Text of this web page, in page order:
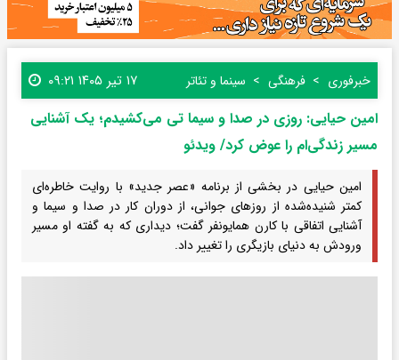
خبرفوری فرهنگی سینما و تئاتر ۱۷ تیر ۱۴۰۵ ۰۹:۲۱
امین حیایی: روزی در صدا و سیما تی می‌کشیدم؛ یک آشنایی
مسیر زندگی‌ام را عوض کرد/ ویدئو
امین حیایی در بخشی از برنامه «عصر جدید» با روایت خاطره‌ای
کمتر شنیده‌شده از روزهای جوانی، از دوران کار در صدا و سیما و
آشنایی اتفاقی با کارن همایونفر گفت؛ دیداری که به گفته او مسیر
ورودش به دنیای بازیگری را تغییر داد.